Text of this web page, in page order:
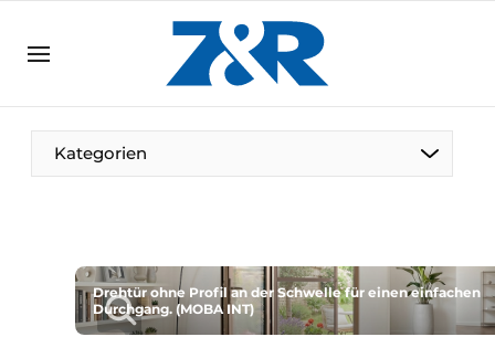
DE EN
DE
Kategorien
Drehtür ohne Profil an der Schwelle für einen einfachen
Durchgang. (MOBA INT)